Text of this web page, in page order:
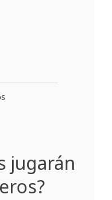
jugarán